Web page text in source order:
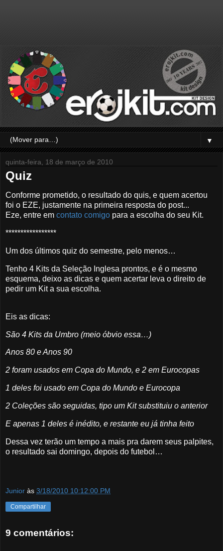
▼
quinta-feira, 18 de março de 2010
Quiz
Conforme prometido, o resultado do quis, e quem acertou
foi o EZE, justamente na primeira resposta do post...
Eze, entre em contato comigo para a escolha do seu Kit.
*****************
Um dos últimos quiz do semestre, pelo menos…
Tenho 4 Kits da Seleção Inglesa prontos, e é o mesmo
esquema, deixo as dicas e quem acertar leva o direito de
pedir um Kit a sua escolha.
Eis as dicas:
São 4 Kits da Umbro (meio óbvio essa…)
Anos 80 e Anos 90
2 foram usados em Copa do Mundo, e 2 em Eurocopas
1 deles foi usado em Copa do Mundo e Eurocopa
2 Coleções são seguidas, tipo um Kit substituiu o anterior
E apenas 1 deles é inédito, e restante eu já tinha feito
Dessa vez terão um tempo a mais pra darem seus palpites,
o resultado sai domingo, depois do futebol…
Junior às 3/18/2010 10:12:00 PM
Compartilhar
9 comentários: